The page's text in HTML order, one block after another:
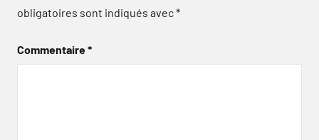
obligatoires sont indiqués avec*
Commentaire*